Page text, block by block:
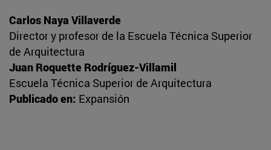
Carlos Naya Villaverde
Director y profesor de la Escuela Técnica Superior
de Arquitectura
Juan Roquette Rodríguez-Villamil
Escuela Técnica Superior de Arquitectura
Publicado en: Expansión